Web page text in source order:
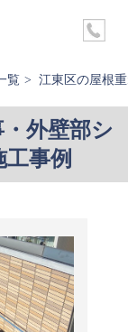
覧 江東区の屋根
外壁部シ
事例